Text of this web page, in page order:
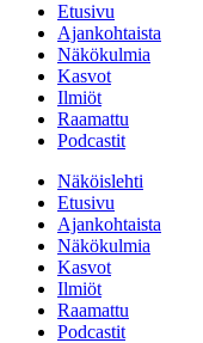
Etusivu
Ajankohtaista
Näkökulmia
Kasvot
Ilmiöt
Raamattu
Podcastit
Näköislehti
Etusivu
Ajankohtaista
Näkökulmia
Kasvot
Ilmiöt
Raamattu
Podcastit